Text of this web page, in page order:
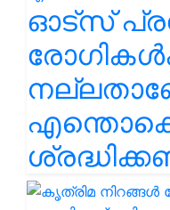
ഓട്സ്